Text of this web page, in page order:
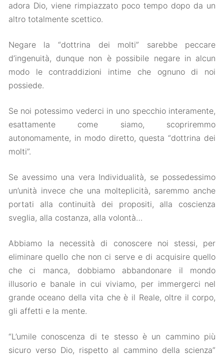
adora Dio, viene rimpiazzato poco tempo dopo da un
altro totalmente scettico.
Negare la “dottrina dei molti” sarebbe peccare
d’ingenuità, dunque non è possibile negare in alcun
modo le contraddizioni intime che ognuno di noi
possiede.
Se noi potessimo vederci in uno specchio interamente,
esattamente come siamo, scopriremmo
autonomamente, in modo diretto, questa “dottrina dei
molti”.
Se avessimo una vera Individualità, se possedessimo
un’unità invece che una molteplicità, saremmo anche
portati alla continuità dei propositi, alla coscienza
sveglia, alla costanza, alla volontà…
Abbiamo la necessità di conoscere noi stessi, per
eliminare quello che non ci serve e di acquisire quello
che ci manca, dobbiamo abbandonare il mondo
illusorio e banale in cui viviamo, per immergerci nel
grande oceano della vita che è il Reale, oltre il corpo,
gli affetti e la mente.
“L’umile conoscenza di te stesso è un cammino più
sicuro verso Dio, rispetto al cammino della scienza”